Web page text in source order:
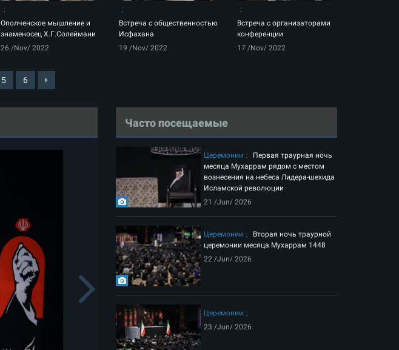
Ополченское мышление и
знаменосец Х.Г.Солеймани
26 /Nov/ 2022
Встреча с общественностью
Исфахана
19 /Nov/ 2022
Встреча с организаторами
конференции
17 /Nov/ 2022
5 6
Next
Часто посещаемые
Церемонии
Первая траурная ночь
месяца Мухаррам рядом с местом
вознесения на небеса Лидера-шехида
Исламской революции
21 /Jun/ 2026
Церемонии
Вторая ночь траурной
церемонии месяца Мухаррам 1448
22 /Jun/ 2026
Церемонии
23 /Jun/ 2026